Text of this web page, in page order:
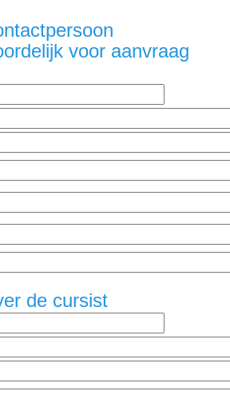
voor aanvraag
de cursist